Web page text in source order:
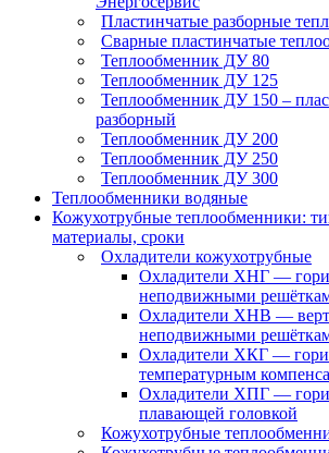
Пластинчатые разборные
Сварные пластинчатые
Теплообменник ДУ 80
Теплообменник ДУ 125
Теплообменник ДУ 150 –
разборный
Теплообменник ДУ 200
Теплообменник ДУ 250
Теплообменник ДУ 300
Теплообменники водяные
Кожухотрубные теплообменники:
материалы, сроки
Охладители кожухотрубные
Охладители ХНГ —
неподвижными
Охладители ХНВ —
неподвижными
Охладители ХКГ —
температурным
Охладители ХПГ —
плавающей головкой
Кожухотрубные